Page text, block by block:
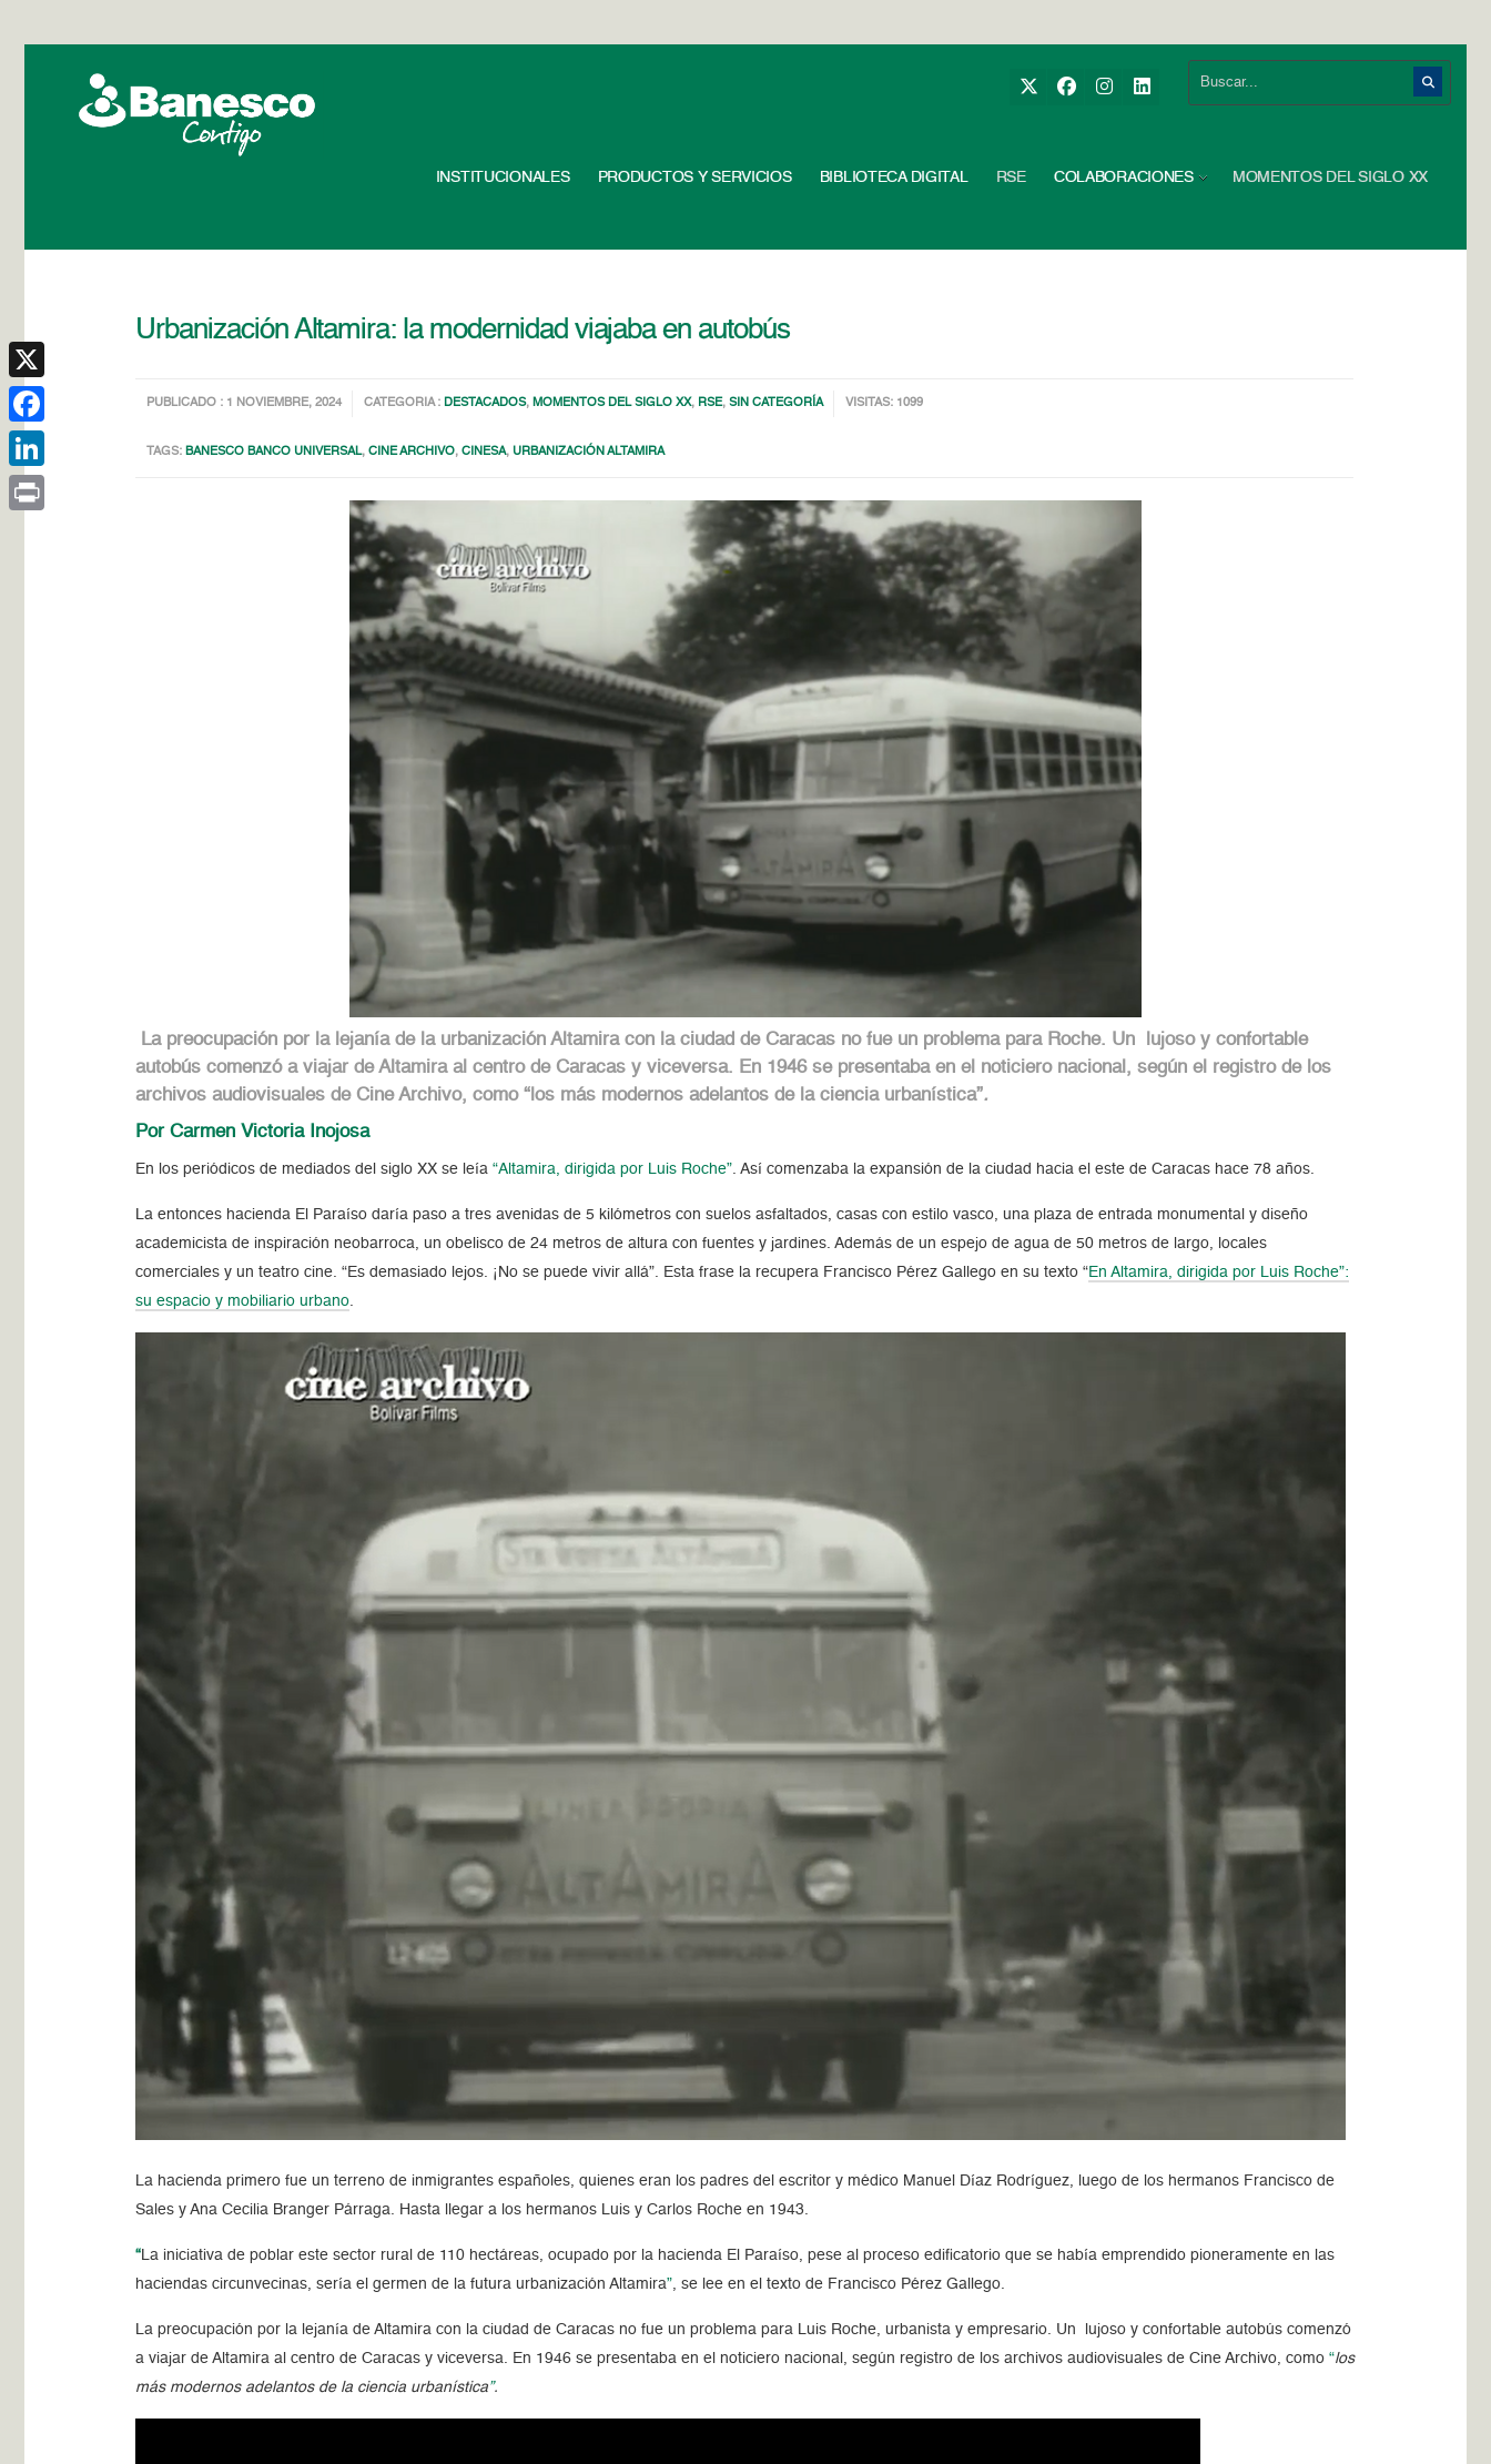
INSTITUCIONALES PRODUCTOS Y SERVICIOS BIBLIOTECA DIGITAL RSE COLABORACIONES MOMENTOS DEL SIGLO XX
Urbanización Altamira: la modernidad viajaba en autobús
PUBLICADO : 1 NOVIEMBRE, 2024 CATEGORIA : DESTACADOS, MOMENTOS DEL SIGLO XX, RSE,SIN CATEGORÍA VISITAS: 1099
TAGS: BANESCO BANCO UNIVERSAL,CINE ARCHIVO,CINESA,URBANIZACIÓN ALTAMIRA
La preocupación por la lejanía de la urbanización Altamira con la ciudad de Caracas no fue un problema para Roche. Un lujoso y confortable
autobús comenzó a viajar de Altamira al centro de Caracas y viceversa. En 1946 se presentaba en el noticiero nacional, según el registro de los
archivos audiovisuales de Cine Archivo, como “ los más modernos adelantos de la ciencia urbanística”.
Por Carmen Victoria Inojosa
En los periódicos de mediados del siglo XX se leía“Altamira, dirigida por Luis Roche” . Así comenzaba la expansión de la ciudad hacia el este de Caracas hace 78 años.
La entonces hacienda El Paraíso daría paso a tres avenidas de 5 kilómetros con suelos asfaltados, casas con estilo vasco, una plaza de entrada monumental y diseño
academicista de inspiración neobarroca, un obelisco de 24 metros de altura con fuentes y jardines. Además de un espejo de agua de 50 metros de largo, locales
comerciales y un teatro cine.“Es demasiado lejos. ¡No se puede vivir allá”. Esta frase la recupera Francisco Pérez Gallego en su texto “En Altamira, dirigida por Luis Roche”:
su espacio y mobiliario urbano
La hacienda primero fue un terreno de inmigrantes españoles, quienes eran los padres del escritor y médico Manuel Díaz Rodríguez, luego de los hermanos Francisco de
Sales y Ana Cecilia Branger Párraga. Hasta llegar a los hermanos Luis y Carlos Roche en 1943.
“ La iniciativa de poblar este sector rural de 110 hectáreas, ocupado por la hacienda El Paraíso, pese al proceso edificatorio que se había emprendido pioneramente en las
haciendas circunvecinas, sería el germen de la futura urbanización Altamira” , se lee en el texto de Francisco Pérez Gallego.
La preocupación por la lejanía de Altamira con la ciudad de Caracas no fue un problema para Luis Roche, urbanista y empresario. Un lujoso y confortable autobús comenzó
a viajar de Altamira al centro de Caracas y viceversa. En 1946 se presentaba en el noticiero nacional, según registro de los archivos audiovisuales de Cine Archivo , como“los
más modernos adelantos de la ciencia urbanística”.
X
Facebook
LinkedIn